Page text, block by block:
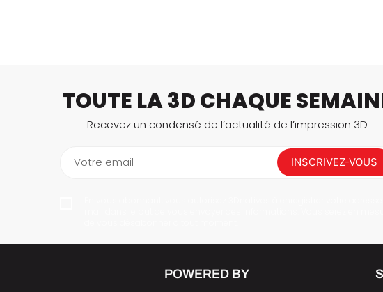
TOUTE LA 3D CHAQUE
Recevez un condensé de l’actualité de l’impression 3D
Votre email INSCRIVEZ-VOUS
POWERED BY